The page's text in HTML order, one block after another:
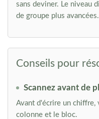
sans deviner. Le niveau
de groupe plus avancées.
Conseils pour
Scannez avant de
Avant d'écrire un
colonne et le bloc.